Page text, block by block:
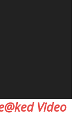
Video